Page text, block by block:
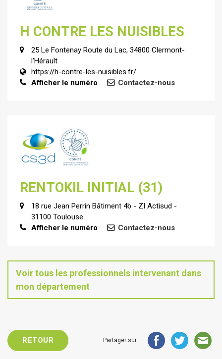
H CONTRE LES NUISIBLES
25 Le Fontenay Route du Lac, 34800 Clermont-
l'Hérault
https://h-contre-les-nuisibles.fr/
Afficher le numéro
Contactez-nous
RENTOKIL INITIAL (31)
18 rue Jean Perrin Bâtiment 4b - ZI Actisud -
31100 Toulouse
Afficher le numéro
Contactez-nous
Voir tous les professionnels intervenant dans
mon département
RETOUR Partager sur :